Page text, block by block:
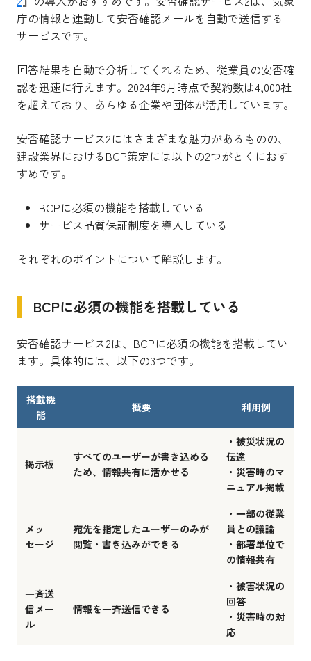
庁の情報と連動して安否確認メールを自動で送信する
サービスです。
回答結果を自動で分析してくれるため、従業員の安否確
認を迅速に行えます。2024年9月時点で契約数は4,000社
を超えており、あらゆる企業や団体が活用しています。
安否確認サービス2にはさまざまな魅力があるものの、
建設業界におけるBCP策定には以下の2つがとくにおす
すめです。
BCPに必須の機能を搭載している
サービス品質保証制度を導入している
それぞれのポイントについて解説します。
BCPに必須の機能を搭載している
安否確認サービス2は、BCPに必須の機能を搭載してい
ます。具体的には、以下の3つです。
搭載機
能
概要 利用例
掲示板
すべてのユーザーが書き込める
ため、情報共有に活かせる
・被災状況の
伝達
・災害時のマ
ニュアル掲載
メッ
セージ
宛先を指定したユーザーのみが
閲覧・書き込みができる
・一部の従業
員との議論
・部署単位で
の情報共有
一斉送
信メー
ル
情報を一斉送信できる
・被害状況の
回答
・災害時の対
応